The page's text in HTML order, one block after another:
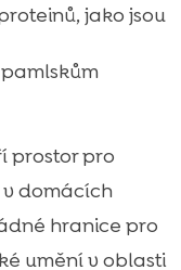
jako jsou
prostor pro
domácích
hranice pro
umění v oblasti